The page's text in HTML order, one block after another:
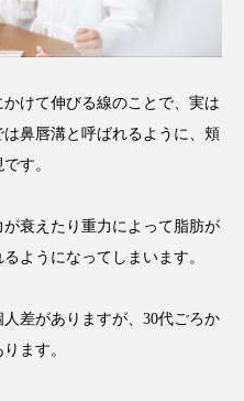
けて伸びる線のことで、実は
鼻唇溝と呼ばれるように、頬
す。
衰えたり重力によって脂肪が
ようになってしまいます。
差がありますが、30代ごろか
ます。